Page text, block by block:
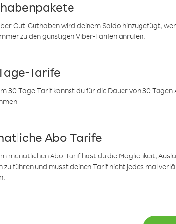
Out-Guthaben wird deinem Saldo hinzugefügt,
zu den günstigen Viber-Tarifen anrufen.
Tarife
30-Tage-Tarif kannst du für die Dauer von 30
Abo-Tarife
monatlichen Abo-Tarif hast du die Möglichkeit,
zu führen und musst deinen Tarif nicht jedes mal